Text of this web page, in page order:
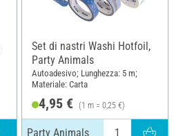
Set di nastri Washi Hotfoil,
Party Animals
Autoadesivo; Lunghezza: 5 m;
Materiale: Carta
4,95 € (1 m = 0,25 €)
Party Animals